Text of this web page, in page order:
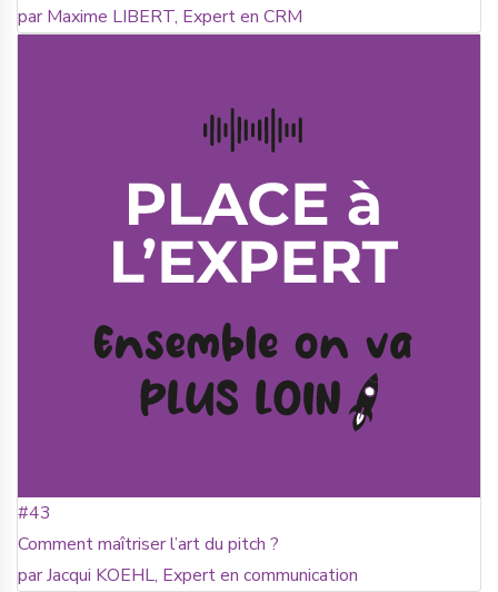
par Maxime LIBERT, Expert en CRM
#43
Comment maîtriser l’art du pitch ?
par Jacqui KOEHL, Expert en communication